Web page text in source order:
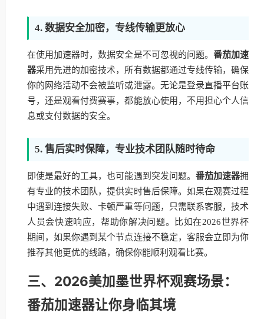
4. 数据安全加密，专线传输更放心
在使用加速器时，数据安全是不可忽视的问题。 番茄加速
器采用先进的加密技术，所有数据都通过专线传输，确保
你的网络活动不会被监听或泄露。无论是登录直播平台账
号，还是观看付费赛事，都能放心使用，不用担心个人信
息或支付数据的安全。
5. 售后实时保障，专业技术团队随时待命
即使是最好的工具，也可能遇到突发问题。 番茄加速器拥
有专业的技术团队，提供实时售后保障。如果在观赛过程
中遇到连接失败、卡顿严重等问题，只需联系客服，技术
人员会快速响应，帮助你解决问题。比如在2026世界杯
期间，如果你遇到某个节点连接不稳定，客服会立即为你
推荐其他更优的线路，确保你能顺利观看比赛。
三、2026美加墨世界杯观赛场景：
番茄加速器让你身临其境